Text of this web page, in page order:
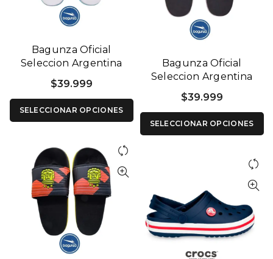
Bagunza Oficial
Seleccion Argentina
Blanco
$39.999
SELECCIONAR OPCIONES
Bagunza Oficial
Seleccion Argentina
$39.999
SELECCIONAR OPCIONES